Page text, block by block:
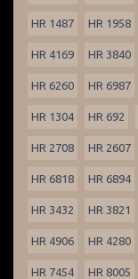
HR 1487 HR 1958
HR 4169 HR 3840
HR 6260 HR 6987
HR 1304 HR 692
HR 2708 HR 2607
HR 6818 HR 6894
HR 3432 HR 3821
HR 4906 HR 4280
HR 7454 HR 8005